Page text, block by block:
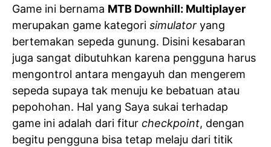
Game ini bernama MTB Downhill: Multiplayer
merupakan game kategori simulator yang
bertemakan sepeda gunung. Disini kesabaran
juga sangat dibutuhkan karena pengguna harus
mengontrol antara mengayuh dan mengerem
sepeda supaya tak menuju ke bebatuan atau
pepohohan. Hal yang Saya sukai terhadap
game ini adalah dari fitur checkpoint, dengan
begitu pengguna bisa tetap melaju dari titik